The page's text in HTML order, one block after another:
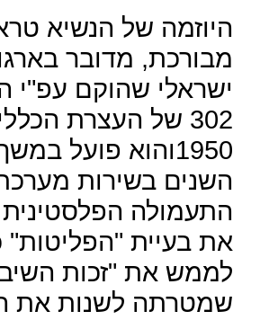
היוזמה של הנשיא
מבורכת, מדובר
ישראלי שהוקם עפ"י
302 של העצרת הכללית בשנת
1950והוא פועל
השנים בשירות
התעמולה הפלסטינית
את בעיית "הפליטות"
לממש את "זכות
שמטרתה לשנות את